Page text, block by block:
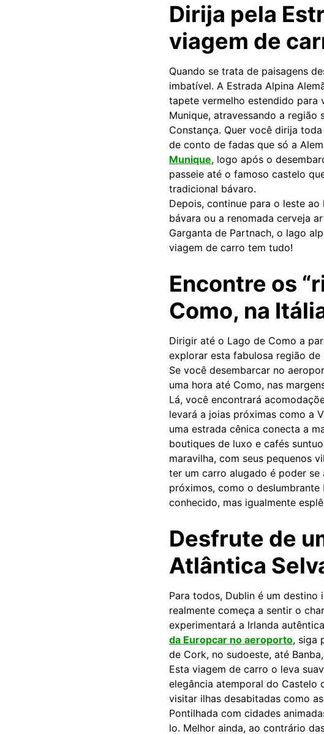
Dirija pela
viagem de
Quando se trata de paisagens
imbatível. A Estrada Alpina
tapete vermelho estendido para
Munique, atravessando a região
Constança. Quer você dirija
de conto de fadas que só a
Munique, logo após o
passeie até o famoso castelo
tradicional bávaro.
Depois, continue para o leste
bávara ou a renomada cerveja
Garganta de Partnach, o lago
viagem de carro tem tudo!
Encontre os
Como, na
Dirigir até o Lago de Como a
explorar esta fabulosa região
Se você desembarcar no
uma hora até Como, nas
Lá, você encontrará
levará a joias próximas como a
uma estrada cênica conecta a
boutiques de luxo e cafés
maravilha, com seus pequenos
ter um carro alugado é poder
próximos, como o
conhecido, mas igualmente
Desfrute de
Atlântica
Para todos, Dublin é um
realmente começa a sentir o
experimentará a Irlanda
da Europcar no aeroporto, siga
de Cork, no sudoeste, até
Esta viagem de carro o leva
elegância atemporal do Castelo
visitar ilhas desabitadas como
Pontilhada com cidades
lo. Melhor ainda, ao contrário